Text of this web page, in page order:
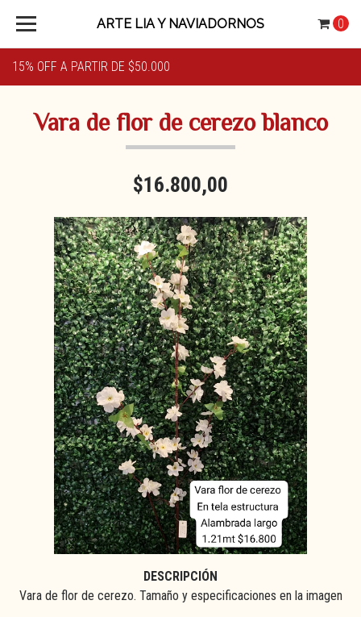
15% OFF A PARTIR DE $50.000
ARTE LIA Y NAVIADORNOS 0
Vara de flor de cerezo blanco
$16.800,00
DESCRIPCIÓN
Vara de flor de cerezo. Tamaño y especificaciones en la imagen